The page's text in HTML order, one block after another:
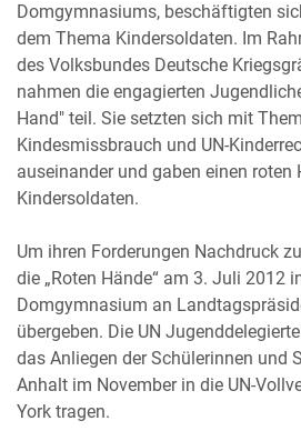
Domgymnasiums, beschäftigten
dem Thema Kindersoldaten. Im
des Volksbundes Deutsche
nahmen die engagierten
Hand" teil. Sie setzten sich mit
Kindesmissbrauch und UN-
auseinander und gaben einen roten
Kindersoldaten.
Um ihren Forderungen Nachdruck
die „Roten Hände“ am 3. Juli 2012
Domgymnasium an
übergeben. Die UN
das Anliegen der Schülerinnen und
Anhalt im November in die UN-
York tragen.